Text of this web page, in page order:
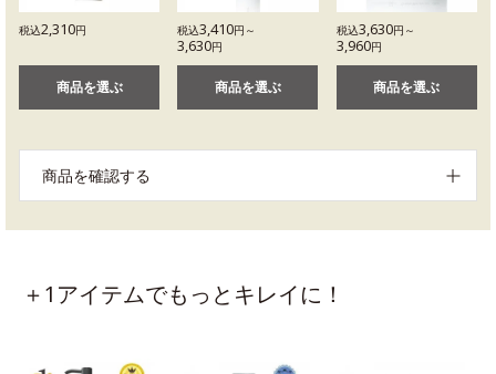
税込2,310円
商品を選ぶ
税込3,410円～
3,630円
商品を選ぶ
税込3,630円～
3,960円
商品を選ぶ
商品を確認する
＋1アイテムでもっとキレイに！